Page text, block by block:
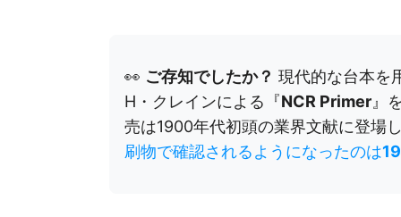
👀 ご存知でしたか？ 現代的な台本を
H・クレインによる『NCR Primer 』
売は1900年代初頭の業界文献に登場
刷物で確認されるようになったのは